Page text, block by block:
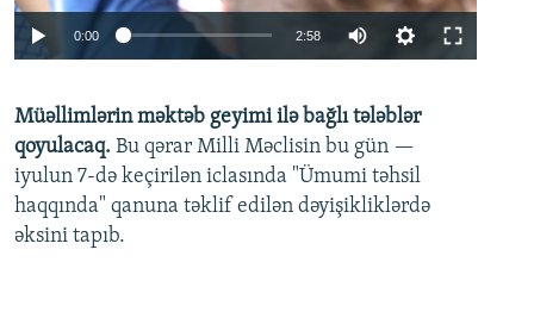
0:00 2:58
360p
480p
720p
Müəllimlərin məktəb geyimi ilə bağlı tələblər
qoyulacaq. Bu qərar Milli Məclisin bu gün —
iyulun 7-də keçirilən iclasında "Ümumi təhsil
haqqında" qanuna təklif edilən dəyişikliklərdə
əksini tapıb.